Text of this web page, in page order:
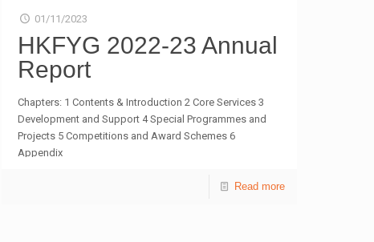
01/11/2023
HKFYG 2022-23 Annual
Report
Chapters: 1 Contents & Introduction 2 Core Services 3
Development and Support 4 Special Programmes and
Projects 5 Competitions and Award Schemes 6
Appendix
Read more